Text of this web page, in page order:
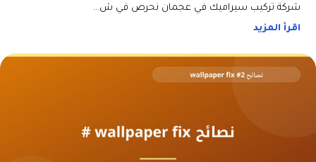
شركة تركيب سيراميك في عجمان نحرص في ش…
اقرأ المزيد